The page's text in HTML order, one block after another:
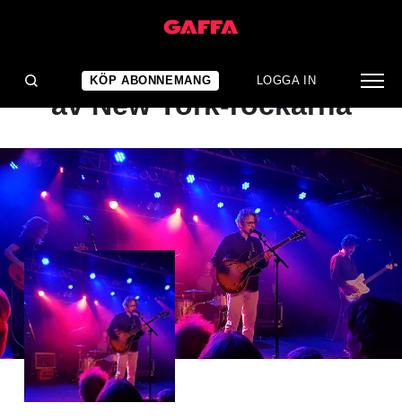
KÖP ABONNEMANG LOGGA IN
ALBUMRECENSION
Anspråkslös uppvisning
av New York-rockarna